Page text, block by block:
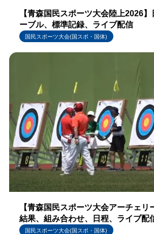
【青森国民スポーツ大会陸上2026
ーブル、標準記録、ライブ配信
国民スポーツ大会(国スポ・国体)
【青森国民スポーツ大会アーチェリ
結果、組み合わせ、日程、ライブ配
国民スポーツ大会(国スポ・国体)